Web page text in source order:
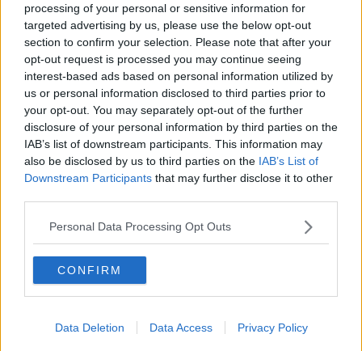
processing of your personal or sensitive information for
targeted advertising by us, please use the below opt-out
section to confirm your selection. Please note that after your
opt-out request is processed you may continue seeing
interest-based ads based on personal information utilized by
us or personal information disclosed to third parties prior to
your opt-out. You may separately opt-out of the further
disclosure of your personal information by third parties on the
IAB’s list of downstream participants. This information may
also be disclosed by us to third parties on the IAB’s List of
Downstream Participants that may further disclose it to other
Personal Data Processing Opt Outs
CONFIRM
Data Deletion Data Access Privacy Policy
Tutti morimmo a stento (3)
Tutti morimmo a stento (2)
​Tutti morimmo a stento (1)
IL CORRIDOIO BLU il resoconto del convegno
Un manuale essenziale per seguire il CORRIDOIO BLU
Il corridoio blu
​Il cronoprogramma ottimale verso il full electric sui traghetti
​I costi dell’adeguamento al cold ironing
Alcune domande da esordiente agli esperti che decidono le
sorti dell’Elba
Verso il full electric a gestione pubblica dei traghetti​
​La Scienza dei Cittadini e i Cittadini per l’Aria
Trump e le sue guerre contro i deboli e contro la terra
dell’opposizione
​Date loro l’Oscar al posto del Nobel per la Pace
L'umanizzazione dell'economia e della politica
​Dopo il diluvio dei NO: un patto intergenerazionale
​Un grandioso NO ai falchi teocratici e ai loro vassalli
Donald e Bibi confinati nell’isola di St James?